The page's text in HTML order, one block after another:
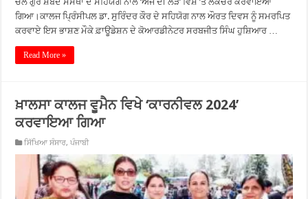
ਗਿਆ।ਕਾਲਜ ਪ੍ਰਿੰਸੀਪਲ ਡਾ. ਸੁਰਿੰਦਰ ਕੌਰ ਦੇ ਸਹਿਯੋਗ ਨਾਲ ਔਰਤ ਦਿਵਸ ਨੂੰ ਸਮਰਪਿਤ
ਕਰਵਾਏ ਇਸ ਭਾਸ਼ਣ ਮੌਕੇ ਫ਼ਾਊਡੇਸ਼ਨ ਦੇ ਕੋਆਰਡੀਨੇਟਰ ਸਰਬਜੀਤ ਸਿੰਘ ਹੁਸ਼ਿਆਰ …
Read More »
ਖ਼ਾਲਸਾ ਕਾਲਜ ਵੂਮੈਨ ਵਿਖੇ ‘ਕਾਰਨੀਵਲ 2024’
ਕਰਵਾਇਆ ਗਿਆ
ਸਿੱਖਿਆ ਸੰਸਾਰ,ਪੰਜਾਬੀ